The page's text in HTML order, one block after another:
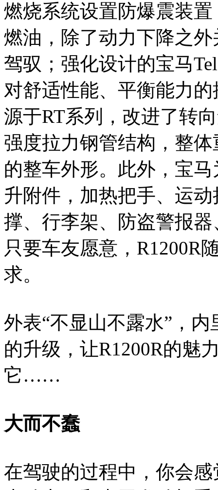
燃烧系统设置防爆震装
燃油，除了动力下降之
驾驭；强化设计的宝马
对舒适性能、平衡能力
源于RT系列，改进了转
强度拉力钢管结构，整
的整车外形。此外，宝
升附件，加热把手、运
撑、行李架、防盗警报
只要车友愿意，R1200R
求。
外表“不显山不露水”，
的升级，让R1200R的魅
它……
大而不蠢
在驾驶的过程中，你会